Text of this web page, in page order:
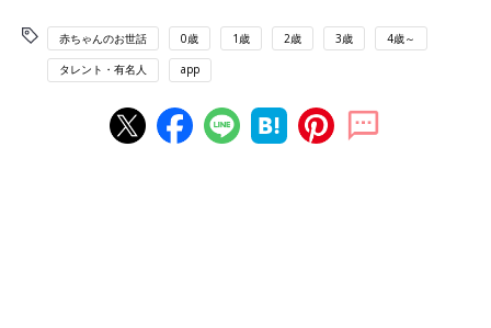
赤ちゃんのお世話 0歳 1歳 2歳 3歳 4歳～
タレント・有名人 app